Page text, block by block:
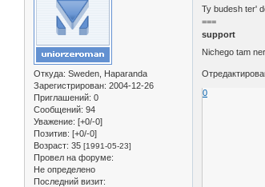
Откуда: Sweden, Haparanda
Зарегистрирован: 2004-12-26
Приглашений: 0
Сообщений: 94
Уважение: [+0/-0]
Позитив: [+0/-0]
Возраст: 35 [1991-05-23]
Провел на форуме:
Не определено
Последний визит:
Ty budesh ter'
===
support
Nichego tam
0